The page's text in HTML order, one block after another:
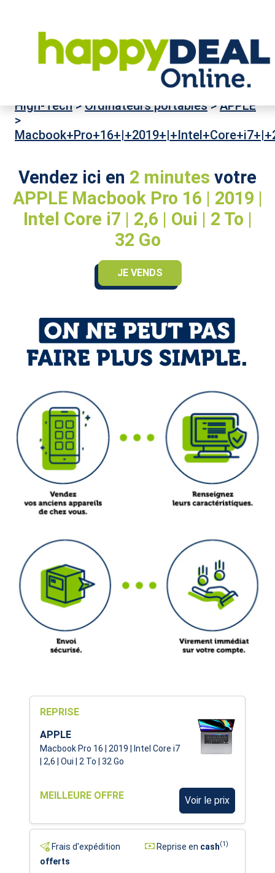
High-Tech>Ordinateurs portables>APPLE
>
Vendez ici en 2 minutes votre
APPLE Macbook Pro 16 | 2019 |
Intel Core i7 | 2,6 | Oui | 2 To |
32 Go
JE VENDS
REPRISE
APPLE
Macbook Pro 16 | 2019 | Intel Core i7
| 2,6 | Oui | 2 To | 32 Go
MEILLEURE OFFRE Voir le prix
Frais d'expédition
offerts
Reprise en cash(1)